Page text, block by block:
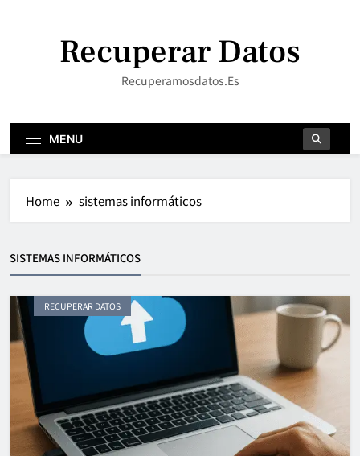
Recuperar Datos
Recuperamosdatos.es
MENU
Home sistemas informáticos
SISTEMAS INFORMÁTICOS
RECUPERAR DATOS